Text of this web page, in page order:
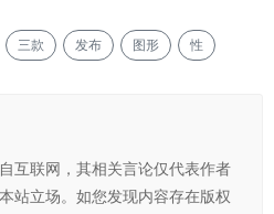
三款 发布 图形 性
互联网，其相关言论仅代表作者
站立场。如您发现内容存在版权